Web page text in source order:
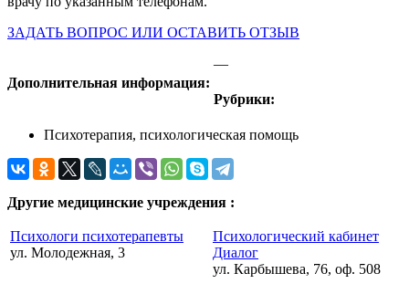
ЗАДАТЬ ВОПРОС ИЛИ ОСТАВИТЬ ОТЗЫВ
Дополнительная информация:
—
Рубрики:
Психотерапия, психологическая помощь
Другие медицинские учреждения :
Психологи психотерапевты
ул. Молодежная, 3
Психологический кабинет
Диалог
ул. Карбышева, 76, оф. 508